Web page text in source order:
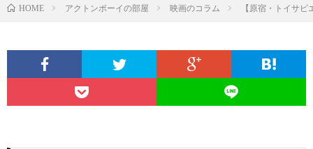
HOME アクトンボーイの部屋 映画のコラム 【原宿・トイサピ